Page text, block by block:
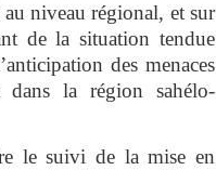
niveau régional, et sur
de la situation tendue
des menaces
dans la région sahélo-
le suivi de la mise en